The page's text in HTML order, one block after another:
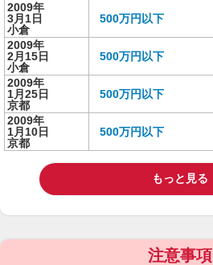
2009年
3月1日
小倉
500万円以下
2009年
2月15日
小倉
500万円以下
2009年
1月25日
京都
500万円以下
2009年
1月10日
京都
500万円以下
もっと見る
注意事項